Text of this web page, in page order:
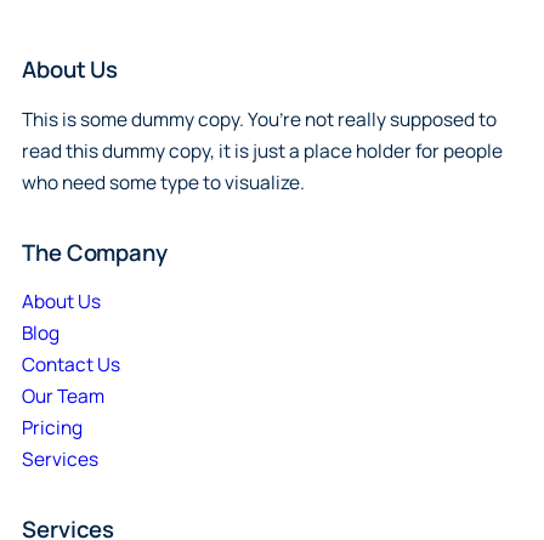
About Us
This is some dummy copy. You’re not really supposed to
read this dummy copy, it is just a place holder for people
who need some type to visualize.
The Company
About Us
Blog
Contact Us
Our Team
Pricing
Services
Services